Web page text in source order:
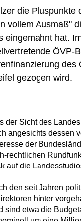
die Pluspunkte
vollem Ausmaß"
eingemahnt hat.
ÖVP-
des
gezogen wird.
der Sicht des
angesichts dessen
der
rechtlichen
auf die
den seit Jahren
hinter
sind etwa die